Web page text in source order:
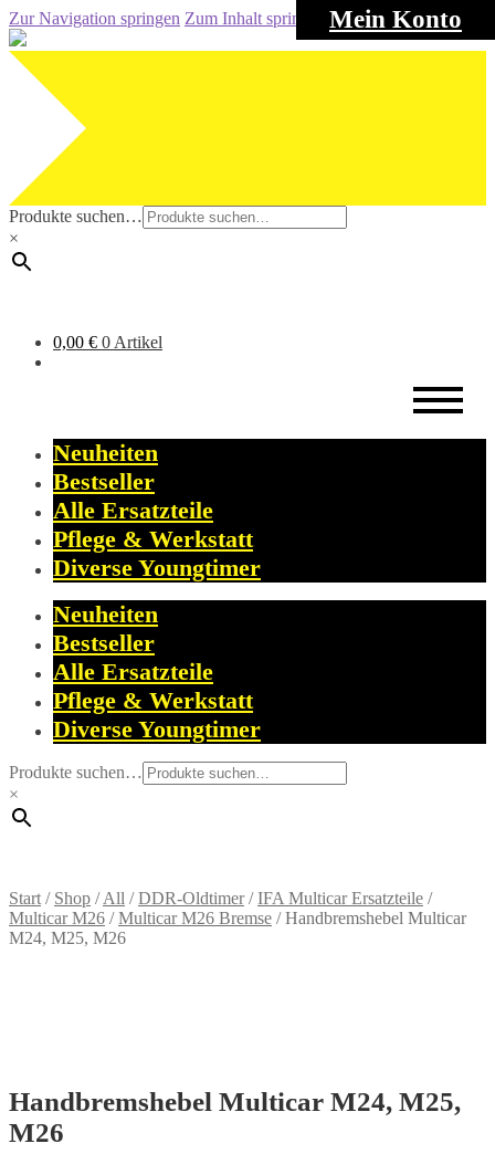
Mein Konto
Zur Navigation springen Zum Inhalt springen
Produkte suchen…
×
0,00 € 0 Artikel
Neuheiten
Bestseller
Alle Ersatzteile
Pflege & Werkstatt
Diverse Youngtimer
Neuheiten
Bestseller
Alle Ersatzteile
Pflege & Werkstatt
Diverse Youngtimer
Produkte suchen…
×
Start / Shop /All /DDR-Oldtimer/IFA Multicar Ersatzteile /
Multicar M26 /Multicar M26 Bremse /Handbremshebel Multicar
M24, M25, M26
Handbremshebel Multicar M24, M25,
M26